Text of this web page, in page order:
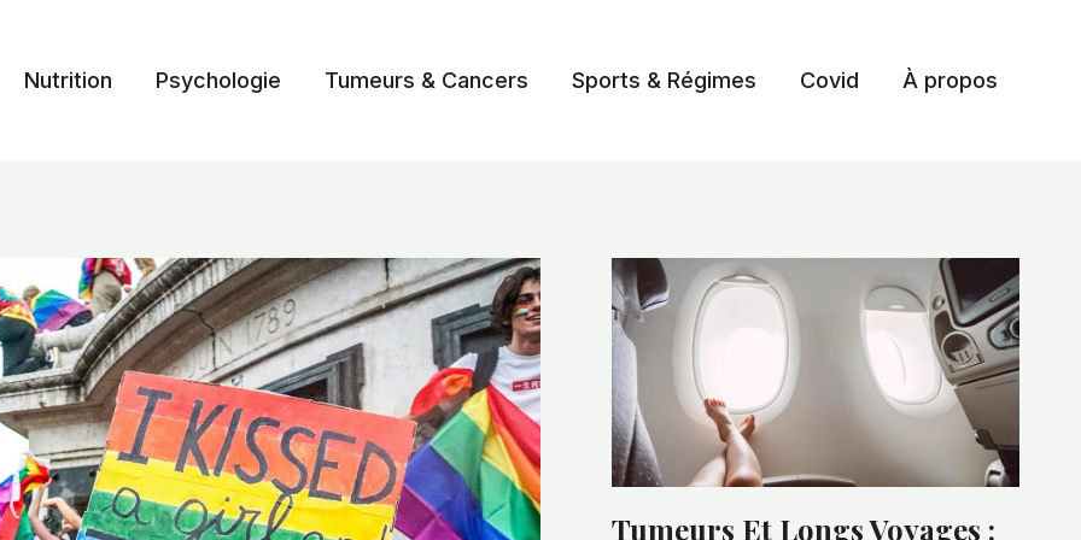
Nutrition Psychologie Tumeurs & Cancers Sports & Régimes Covid À propos
Tumeurs Et Longs Voyages :